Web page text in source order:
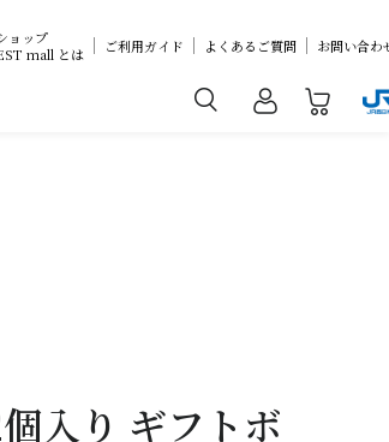
ョップ
mall とは
ご利用ガイド よくあるご質問 お問い合わ
入り ギフトボ